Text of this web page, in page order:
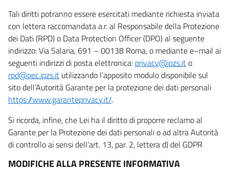
Tali diritti potranno essere esercitati mediante richiesta inviata
con lettera raccomandata a.r. al Responsabile della Protezione
dei Dati (RPD) o Data Protection Officer (DPO) al seguente
indirizzo: Via Salaria, 691 – 00138 Roma, o mediante e–mail ai
seguenti indirizzi di posta elettronica: privacy@ipzs.ito
rpd@pec.ipzs.it utilizzando l’apposito modulo disponibile sul
sito dell’Autorità Garante per la protezione dei dati personali
https://www.garanteprivacy.it/.
Si ricorda, infine, che Lei ha il diritto di proporre reclamo al
Garante per la Protezione dei dati personali o ad altra Autorità
di controllo ai sensi dell’art. 13, par. 2, lettera d) del GDPR
MODIFICHE ALLA PRESENTE INFORMATIVA